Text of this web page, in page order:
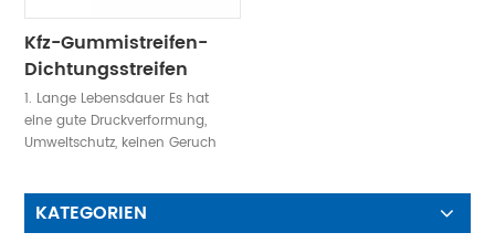
Kfz-Gummistreifen-
Dichtungsstreifen
1. Lange Lebensdauer Es hat
eine gute Druckverformung,
Umweltschutz, keinen Geruch
Formteil, gute Flexibilität, gute
Abdichtung, langlebig,
KATEGORIEN